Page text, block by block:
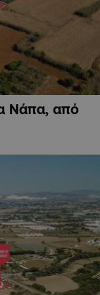
Νάπα, από